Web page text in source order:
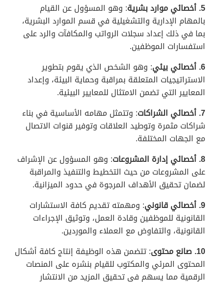
5. أخصائي موارد بشرية
: وهو المسؤول عن القيام
بالمهام الإدارية والتشغيلية في قسم الموارد البشرية،
بما في ذلك إعداد سجلات الرواتب والمكافآت والرد على
استفسارات الموظفين.
6. أخصائي بيئي
: وهو الشخص الذي يقوم بتطوير
الاستراتيجيات المتعلقة بمراقبة وحماية البيئة، وإعداد
المعايير التي تضمن الامتثال للمعايير البيئية.
7. أخصائي الشراكات
: وتتمثل مهامه الأساسية في بناء
شراكات مثمرة وتوطيد العلاقات وتوفير قنوات الاتصال
مع الجهات المختلفة.
8. أخصائي إدارة المشروعات
: وهو المسؤول عن الإشراف
على المشروعات من حيث التخطيط والتنفيذ والمراقبة
لضمان تحقيق الأهداف المرجوة في حدود الميزانية.
9. أخصائي قانوني
: ومهمته تقديم كافة الاستشارات
القانونية للموظفين وقادة العمل، وتوثيق الإجراءات
القانونية، والتفاوض مع العملاء والموردين.
10. صانع محتوى
: تتضمن هذه الوظيفة إنتاج كافة أشكال
المحتوى المرئي والمكتوب للقيام بنشره على المنصات
الرقمية مما يسهم في تحقيق المزيد من الانتشار